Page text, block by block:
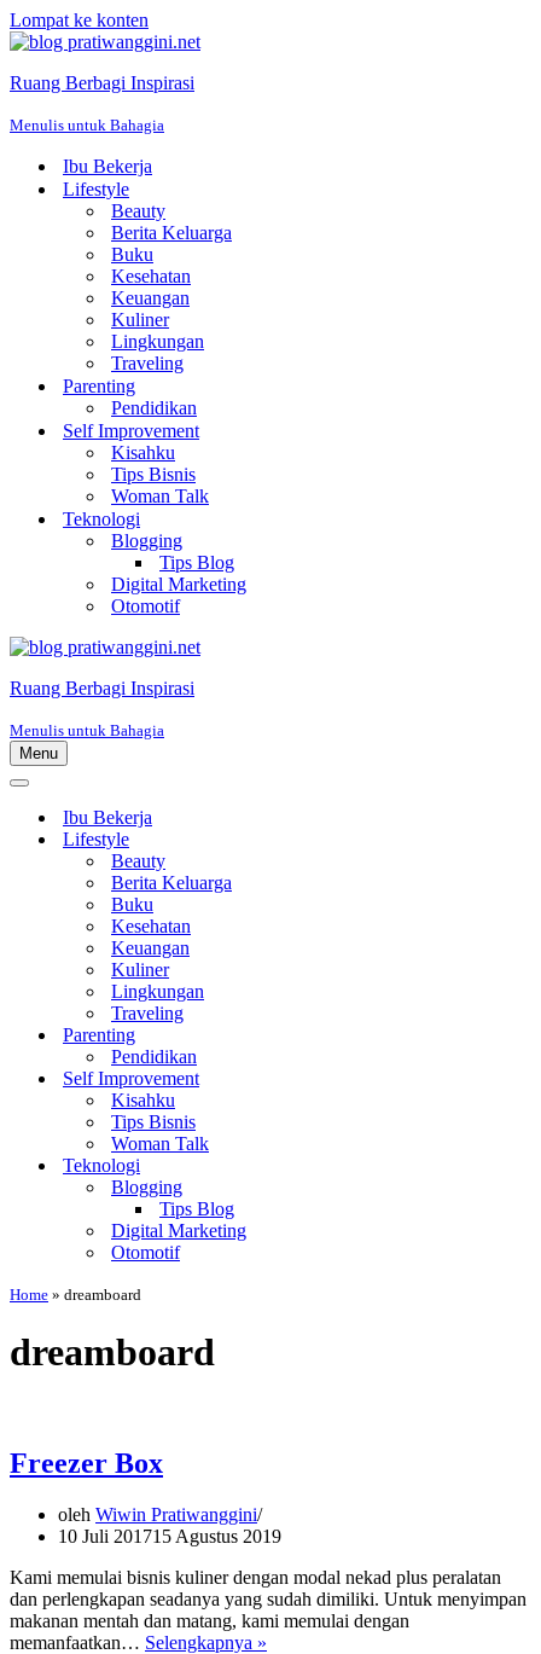
Lompat ke konten
Ruang Berbagi Inspirasi
Menulis untuk Bahagia
Ibu Bekerja
Lifestyle
Beauty
Berita Keluarga
Buku
Kesehatan
Keuangan
Kuliner
Lingkungan
Traveling
Parenting
Pendidikan
Self Improvement
Kisahku
Tips Bisnis
Woman Talk
Teknologi
Blogging
Tips Blog
Digital Marketing
Otomotif
Ruang Berbagi Inspirasi
Menulis untuk Bahagia
Menu
Menu
Menu
NavigasiIbu Bekerja
Lifestyle
Beauty
Berita Keluarga
Buku
Kesehatan
Keuangan
Kuliner
Lingkungan
Traveling
Parenting
Pendidikan
Self Improvement
Kisahku
Tips Bisnis
Woman Talk
Teknologi
Blogging
Tips Blog
Digital Marketing
Otomotif
Home » dreamboard
dreamboard
Freezer Box
oleh Wiwin Pratiwanggini
10 Juli 201715 Agustus 2019
Kami memulai bisnis kuliner dengan modal nekad plus peralatan
dan perlengkapan seadanya yang sudah dimiliki. Untuk menyimpan
makanan mentah dan matang, kami memulai dengan
memanfaatkan… Selengkapnya »